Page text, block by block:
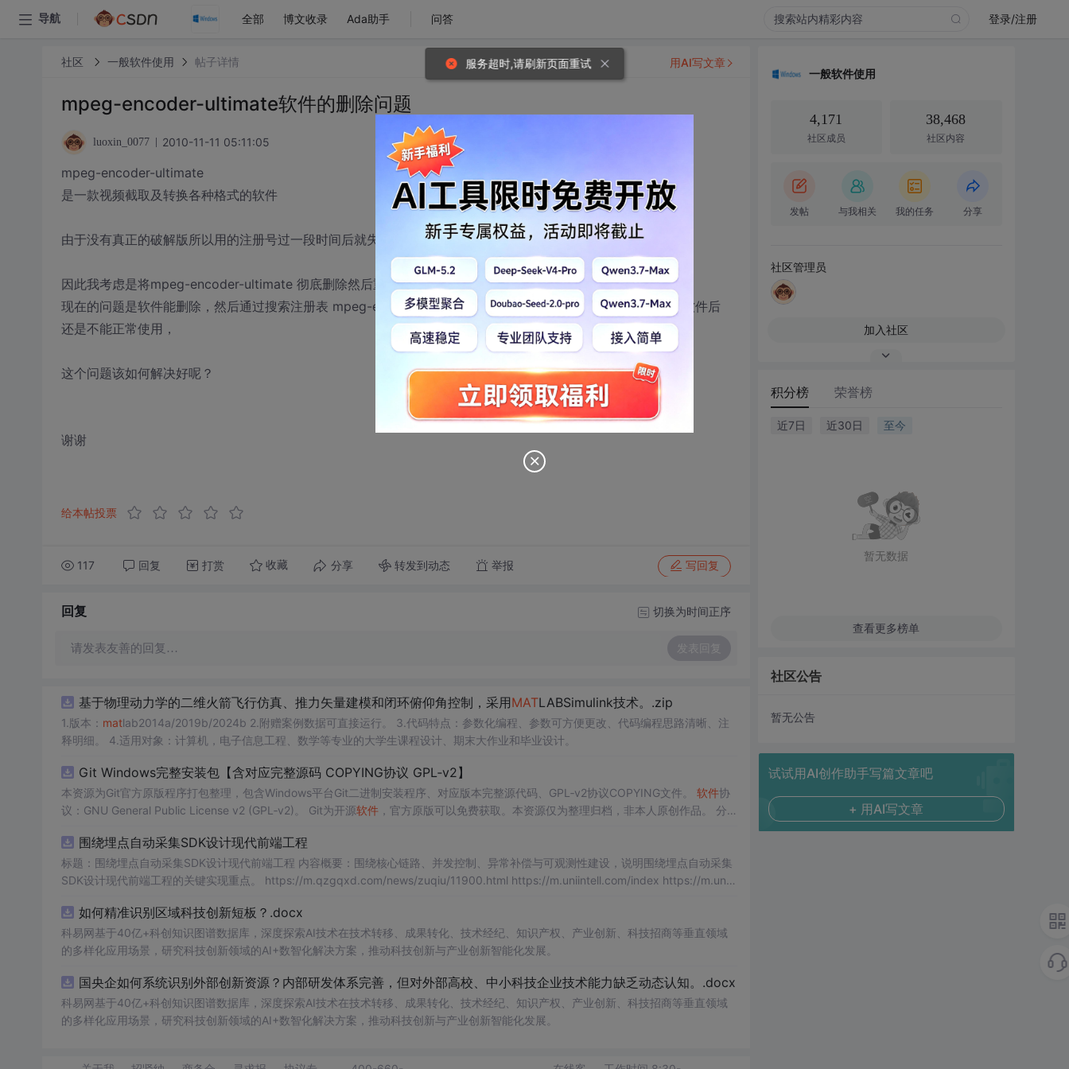
导航 全部 博文收录 Ada助手 问答 登录/注册
社区 一般软件使用 帖子详情
mpeg-encoder-ultimate软件的删除问题
luoxin_0077 2010-11-11 05:11:05
mpeg-encoder-ultimate
是一款视频截取及转换各种格式的软件
由于没有真正的破解版所以用的注册号过一段时间后就失效造成此软件自动变成了试用版
因此我考虑是将mpeg-encoder-ultimate 彻底删除然后重新安装
现在的问题是软件能删除，然后通过搜索注册表 mpeg-encoder-ultimate 关键字段删了这些信息，重新安装此软件后
还是不能正常使用，
这个问题该如何解决好呢？
谢谢
给本帖投票
117 回复 打赏 收藏 分享 转发到动态 举报 写回复
用AI写文章
回复 切换为时间正序
请发表友善的回复… 发表回复
基于物理动力学的二维火箭飞行仿真、推力矢量建模和闭环俯仰角控制，采用MATLABSimulink技术。.zip
1.版本： matlab2014a/2019b/2024b 2.附赠案例数据可直接运行。 3.代码特点：参数化编程、参数可方便更改、代码编程思路清晰、注
释明细。 4.适用对象：计算机，电子信息工程、数学等专业的大学生课程设计、期末大作业和毕业设计。
Git Windows完整安装包【含对应完整源码 COPYING协议 GPL‑v2】
本资源为Git官方原版程序打包整理，包含Windows平台Git二进制安装程序、对应版本完整源代码、GPL‑v2协议COPYING文件。 软件协
议：GNU General Public License v2 (GPL‑v2)。 Git为开源软件，官方原版可以免费获取。本资源仅为整理归档，非本人原创作品。 分
用于版本控制。 使用场景：本地Git环境部署。
围绕埋点自动采集SDK设计现代前端工程
标题：围绕埋点自动采集SDK设计现代前端工程 内容概要：围绕核心链路、并发控制、异常补偿与可观测性建设，说明围绕埋点自动采集
SDK设计现代前端工程的关键实现重点。 https://m.qzgqxd.com/news/zuqiu/11900.html https://m.uniintell.com/index https://m.uniin
如何精准识别区域科技创新短板？.docx
科易网基于40亿+科创知识图谱数据库，深度探索AI技术在技术转移、成果转化、技术经纪、知识产权、产业创新、科技招商等垂直领域
的多样化应用场景，研究科技创新领域的AI+数智化解决方案，推动科技创新与产业创新智能化发展。
国央企如何系统识别外部创新资源？内部研发体系完善，但对外部高校、中小科技企业技术能力缺乏动态认知。.docx
科易网基于40亿+科创知识图谱数据库，深度探索AI技术在技术转移、成果转化、技术经纪、知识产权、产业创新、科技招商等垂直领域
的多样化应用场景，研究科技创新领域的AI+数智化解决方案，推动科技创新与产业创新智能化发展。
一般软件使用
4,171
社区成员
38,468
社区内容
发帖 与我相关 我的任务 分享
社区管理员
加入社区
积分榜 荣誉榜
近7日 近30日 至今
暂无数据
查看更多榜单
社区公告
暂无公告
试试用AI创作助手写篇文章吧
+ 用AI写文章
服务超时,请刷新页面重试